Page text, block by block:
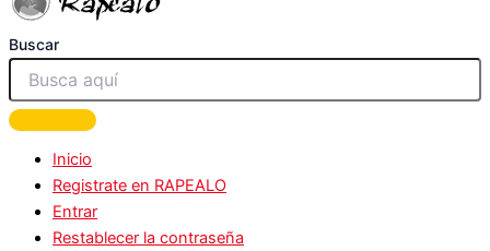
Buscar
Inicio
Registrate en RAPEALO
Entrar
Restablecer la contraseña